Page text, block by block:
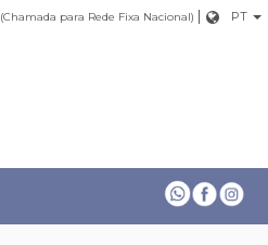
(Chamada para Rede Fixa Nacional) | PT